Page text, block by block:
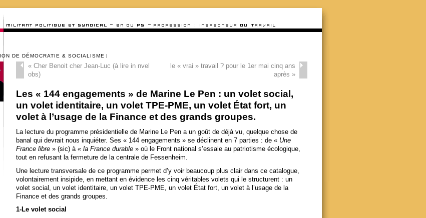
DE DÉMOCRATIE & SOCIALISME
«Cher Benoit cher Jean-Luc (à lire in nvel
obs)
le « vrai » travail ? pour le 1er mai cinq ans
après»
Les « 144 engagements » de Marine Le Pen : un volet social,
un volet identitaire, un volet TPE-PME, un volet État fort, un
volet à l’usage de la Finance et des grands groupes.
La lecture du programme présidentielle de Marine Le Pen a un goût de déjà vu, quelque chose de
banal qui devrait nous inquiéter. Ses « 144 engagements » se déclinent en 7 parties : de «Une
France libre» (sic) à « la France durable» où le Front national s’essaie au patriotisme écologique,
tout en refusant la fermeture de la centrale de Fessenheim.
Une lecture transversale de ce programme permet d’y voir beaucoup plus clair dans ce catalogue,
volontairement insipide, en mettant en évidence les cinq véritables volets qui le structurent : un
volet social, un volet identitaire, un volet TPE-PME, un volet État fort, un volet à l’usage de la
Finance et des grands groupes.
1-Le volet social